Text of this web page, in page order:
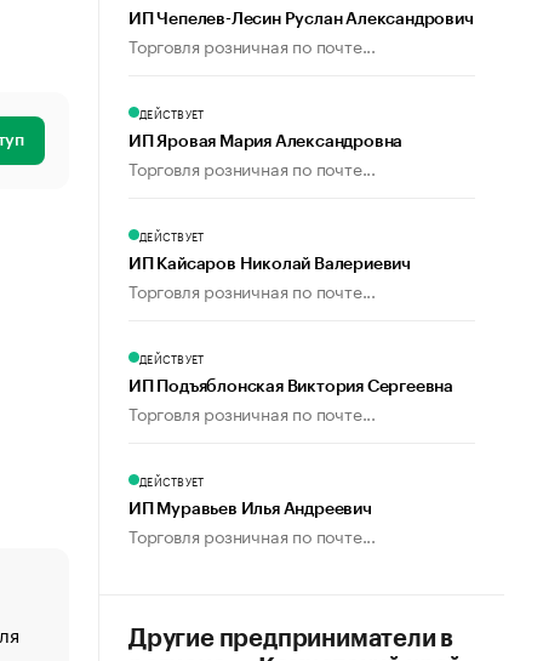
«От спорта тело стареет иначе». Как живет глава
ИП Чепелев-Лесин Руслан Александрович
Торговля розничная по почте...
ДЕЙСТВУЕТ
ИП Яровая Мария Александровна
Торговля розничная по почте...
ДЕЙСТВУЕТ
ИП Кайсаров Николай Валериевич
Торговля розничная по почте...
ДЕЙСТВУЕТ
ИП Подъяблонская Виктория Сергеевна
Торговля розничная по почте...
ДЕЙСТВУЕТ
ИП Муравьев Илья Андреевич
Торговля розничная по почте...
Другие предприниматели в